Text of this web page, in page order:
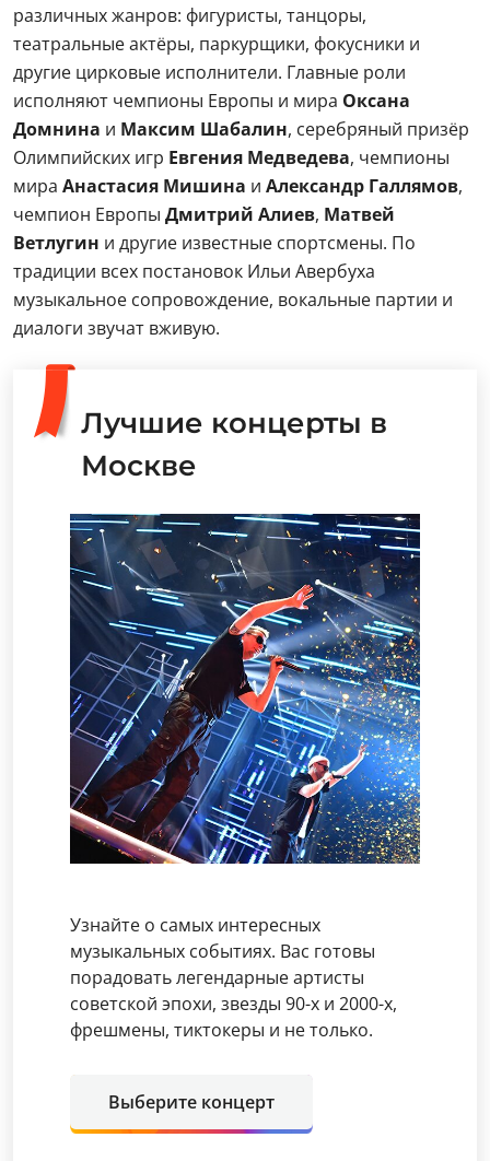
различных жанров: фигуристы, танцоры,
театральные актёры, паркурщики, фокусники и
другие цирковые исполнители. Главные роли
исполняют чемпионы Европы и мира Оксана
Домнина и Максим Шабалин, серебряный призёр
Олимпийских игр Евгения Медведева, чемпионы
мира Анастасия Мишина и Александр Галлямов,
чемпион Европы Дмитрий Алиев, Матвей
Ветлугин и другие известные спортсмены. По
традиции всех постановок Ильи Авербуха
музыкальное сопровождение, вокальные партии и
диалоги звучат вживую.
Лучшие концерты в
Москве
Узнайте о самых интересных
музыкальных событиях. Вас готовы
порадовать легендарные артисты
советской эпохи, звезды 90-х и 2000-х,
фрешмены, тиктокеры и не только.
Выберите концерт